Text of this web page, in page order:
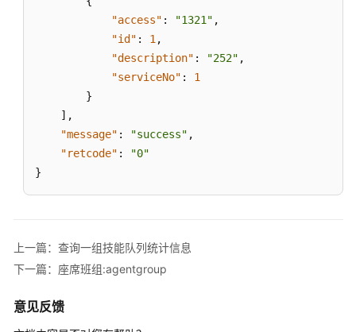
数
技
能
队
"access" : "1321" ,
"id" : 1 ,
"description" : "252" ,
"serviceNo" :
1
}
] ,
"message" : "success" ,
"retcode" :
"0"
}
上一篇：查询一组技能队列统计信息
下一篇：座席班组:agentgroup
意见反馈